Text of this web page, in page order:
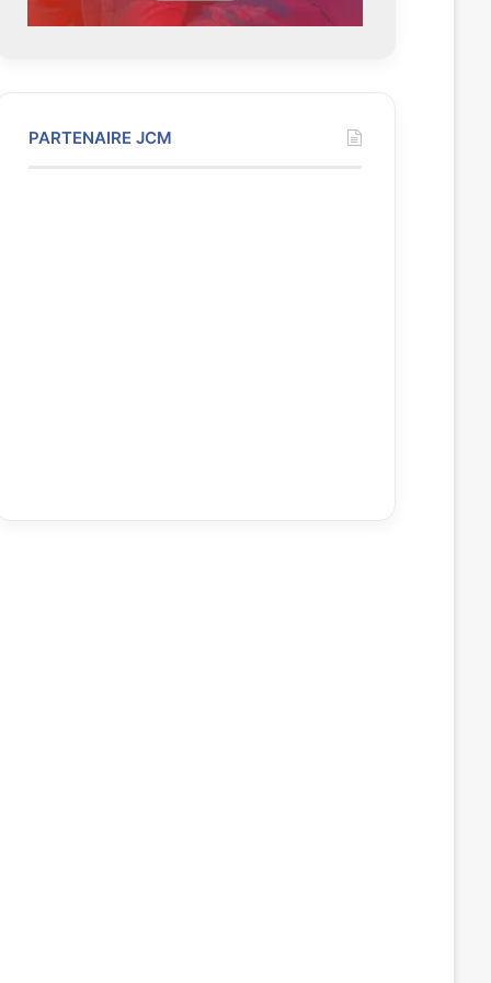
PARTENAIRE JCM